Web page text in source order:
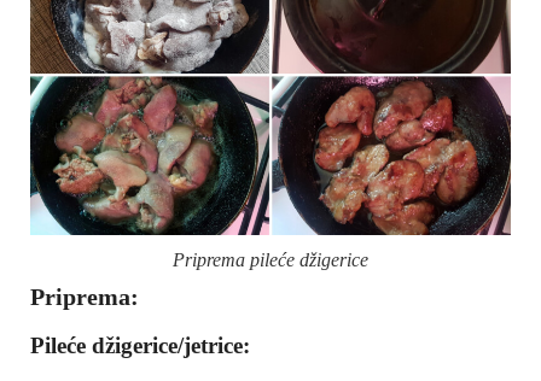
Priprema pileće džigerice
Priprema:
Pileće džigerice/jetrice: